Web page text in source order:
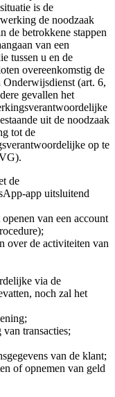
is de
de noodzaak
de betrokkene stappen
van een
tussen u en de
overeenkomstig de
(art. 6,
gevallen het
uit de noodzaak
tot de
op te
de
app uitsluitend
van een account
over de activiteiten van
via de
noch zal het
transacties;
van de klant;
of opnemen van geld